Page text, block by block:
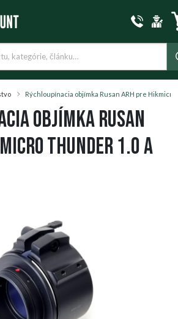
Rýchloupínacia objímka Rusan ARH pre
objímka Rusan
Thunder 1.0 a